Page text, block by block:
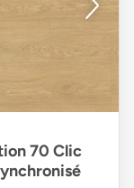
70 Clic